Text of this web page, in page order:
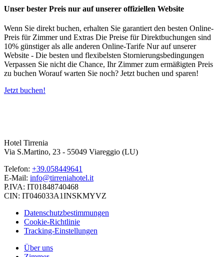
Unser bester Preis nur auf unserer offiziellen Website
Wenn Sie direkt buchen, erhalten Sie garantiert den besten Online-
Preis für Zimmer und Extras Die Preise für Direktbuchungen sind
10% günstiger als alle anderen Online-Tarife Nur auf unserer
Website - Die besten und flexibelsten Stornierungsbedingungen
Verpassen Sie nicht die Chance, Ihr Zimmer zum ermäßigten Preis
zu buchen Worauf warten Sie noch? Jetzt buchen und sparen!
Jetzt buchen!
Hotel Tirrenia
Via S.Martino, 23 - 55049 Viareggio (LU)
Telefon: +39.058449641
E-Mail: info@tirreniahotel.it
P.IVA: IT01848740468
CIN: IT046033A1INSKMYVZ
Datenschutzbestimmungen
Cookie-Richtlinie
Tracking-Einstellungen
Über uns